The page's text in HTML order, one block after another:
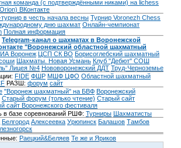
команда (с подтверждёнными никами) на lichess
ВКонтакте
в честь начала весны Турнир Voronezh Chess
дню шахмат Онлайн-чемпионат
Полная информация
Telegram-канал о шахматах в Воронежской
"Воронежский областной шахматный
Воронеж ЦСП СК ВО Борисоглебский шахматный
Шахматы. Новая Усмань Клуб "Дебют" СОШ
Лицея №4 Нововоронежский ДДТ Труд-Черноземье
FIDE ФШР МШФ ЦФО Областной шахматный
РАЗШ: форум сайт
"Воронеж шахматный" на БВФ Воронежский
Cтарый форум (только чтение) Старый сайт
сайт Воронежского фестиваля
в базе соревнований РШФ: Турниры Шахматисты
Белгород Алексеевка Урюпинск Балашов Тамбов
Раецкий&Беляев Те же и Яриков